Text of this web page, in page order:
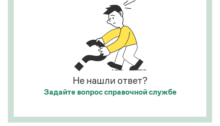
на скользкую дорожку, уводящую в бездну
острейших дискуссий), что в русском языке
осталось прилагательноебелорусский
официальное название государства изменилось
Республика Беларусь. Имолдаване
молдаванами , когда государство
официально сталоМолдовой.
Страница ответа
Не нашли ответ?
Задайте вопроссправочной службе